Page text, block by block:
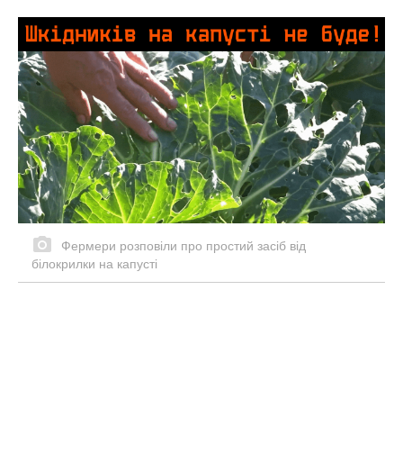
Фермери розповіли про простий засіб від
білокрилки на капусті